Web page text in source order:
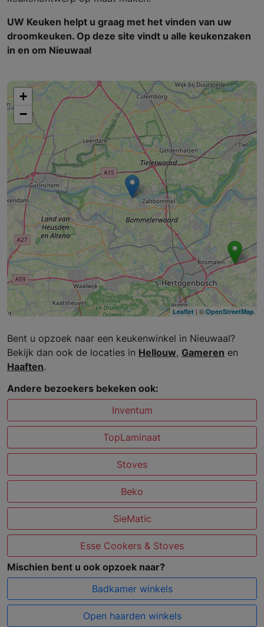
UW Keuken helpt u graag met het vinden van uw
droomkeuken. Op deze site vindt u alle keukenzaken
in en om Nieuwaal
+
−
Leaflet | © OpenStreetMap
Bent u opzoek naar een keukenwinkel in Nieuwaal?
Bekijk dan ook de locaties in Hellouw, Gameren en
Haaften.
Andere bezoekers bekeken ook:
Inventum
TopLaminaat
Stoves
Beko
SieMatic
Esse Cookers & Stoves
Mischien bent u ook opzoek naar?
Badkamer winkels
Open haarden winkels